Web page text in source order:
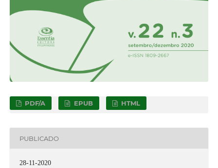
PDF/A EPUB HTML
PUBLICADO
28-11-2020